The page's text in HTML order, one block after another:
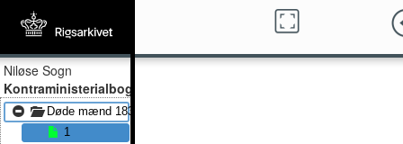
Niløse Sogn
Kontraministerialbog
Døde mænd 1838 - Døde mænd 1854
1